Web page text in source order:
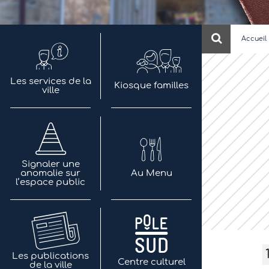
Accueil
Les services de la
ville
Kiosque familles
Signaler une
anomalie sur
l’espace public
Au Menu
Les publications
de la ville
Centre culturel